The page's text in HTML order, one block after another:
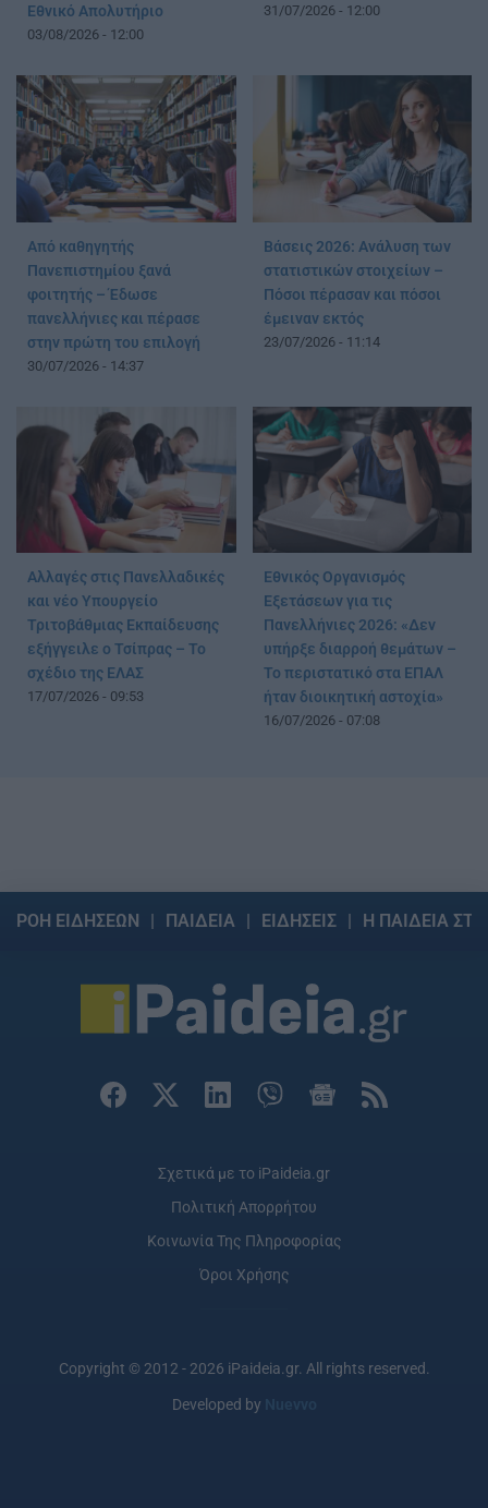
Εθνικό Απολυτήριο
03/08/2026 - 12:00
31/07/2026 - 12:00
Από καθηγητής
Πανεπιστημίου ξανά
φοιτητής – Έδωσε
πανελλήνιες και πέρασε
στην πρώτη του επιλογή
30/07/2026 - 14:37
Βάσεις 2026: Ανάλυση των
στατιστικών στοιχείων –
Πόσοι πέρασαν και πόσοι
έμειναν εκτός
23/07/2026 - 11:14
Αλλαγές στις Πανελλαδικές
και νέο Υπουργείο
Τριτοβάθμιας Εκπαίδευσης
εξήγγειλε ο Τσίπρας – Το
σχέδιο της ΕΛΑΣ
17/07/2026 - 09:53
Εθνικός Οργανισμός
Εξετάσεων για τις
Πανελλήνιες 2026: «Δεν
υπήρξε διαρροή θεμάτων –
Το περιστατικό στα ΕΠΑΛ
ήταν διοικητική αστοχία»
16/07/2026 - 07:08
ΡΟΗ ΕΙΔΗΣΕΩΝ ΠΑΙΔΕΙΑ ΕΙΔΗΣΕΙΣ Η ΠΑΙΔΕΙΑ
Σχετικά με το iPaideia.gr
Πολιτική Απορρήτου
Κοινωνία Της Πληροφορίας
Όροι Χρήσης
Copyright © 2012 - 2026 iPaideia.gr. All rights reserved.
Developed by